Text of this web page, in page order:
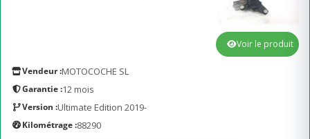
Vendeur :MOTOCOCHE SL
Garantie :12 mois
Version :Ultimate Edition 2019-
Kilométrage :88290
Voir le produit